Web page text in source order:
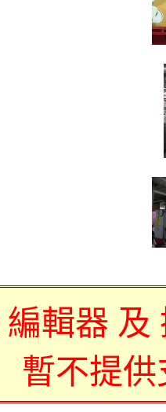
輯器 及
暫不提